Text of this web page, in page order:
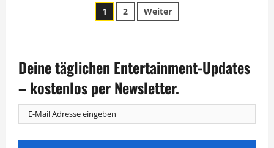
doch
die
50.
Seitennummerierung
Beiträge
1 2 Weiter
Deine täglichen Entertainment-Updates
– kostenlos per Newsletter.